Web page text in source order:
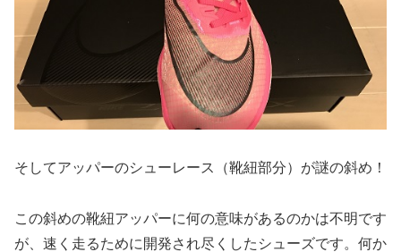
そしてアッパーのシューレース（靴紐部分）が謎の斜め！
この斜めの靴紐アッパーに何の意味があるのかは不明です
が、速く走るために開発され尽くしたシューズです。何か